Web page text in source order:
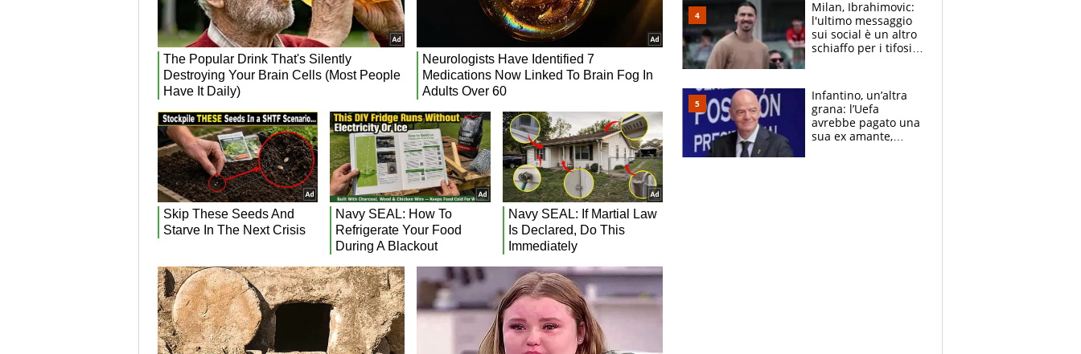
Milan, Ibrahimovic:
l'ultimo messaggio
sui social è un altro
schiaffo per i tifosi
Infantino, un’altra
grana: l’Uefa
avrebbe pagato una
sua ex amante,